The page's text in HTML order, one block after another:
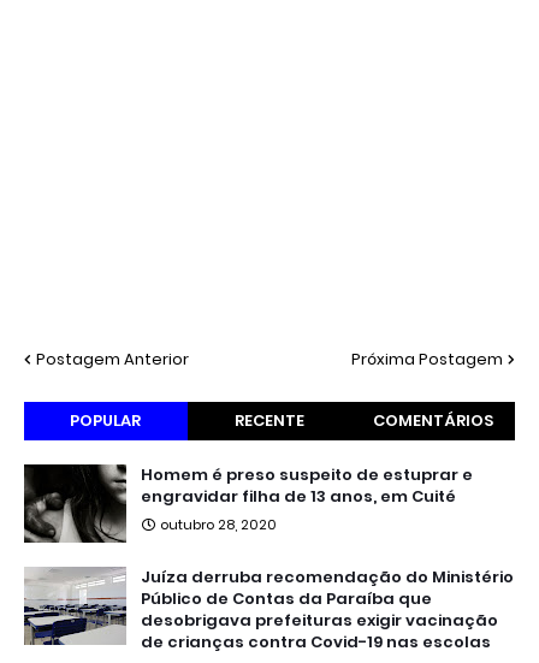
Postagem Anterior Próxima Postagem
POPULAR RECENTE COMENTÁRIOS
Homem é preso suspeito de estuprar e
engravidar filha de 13 anos, em Cuité
outubro 28, 2020
Juíza derruba recomendação do Ministério
Público de Contas da Paraíba que
desobrigava prefeituras exigir vacinação
de crianças contra Covid-19 nas escolas